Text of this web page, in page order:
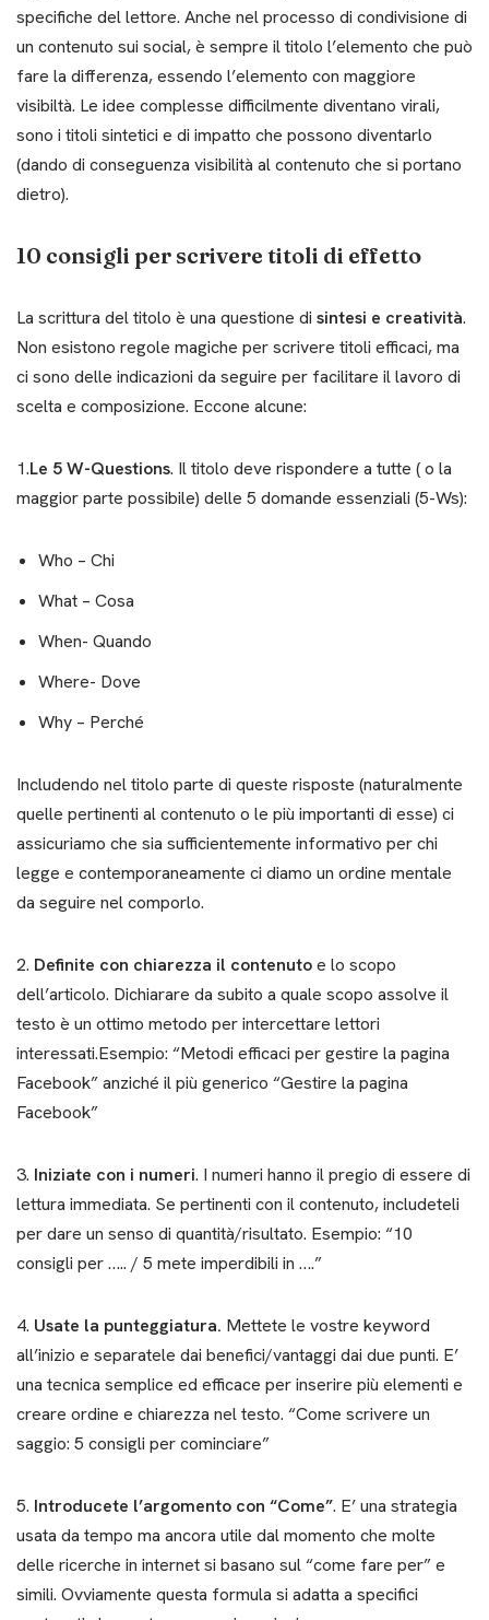
specifiche del lettore. Anche nel processo di condivisione di
un contenuto sui social, è sempre il titolo l’elemento che può
fare la differenza, essendo l’elemento con maggiore
visibiltà. Le idee complesse difficilmente diventano virali,
sono i titoli sintetici e di impatto che possono diventarlo
(dando di conseguenza visibilità al contenuto che si portano
dietro).
10 consigli per scrivere titoli di effetto
La scrittura del titolo è una questione di sintesi e creatività.
Non esistono regole magiche per scrivere titoli efficaci, ma
ci sono delle indicazioni da seguire per facilitare il lavoro di
scelta e composizione. Eccone alcune:
1.Le 5 W-Questions. Il titolo deve rispondere a tutte ( o la
maggior parte possibile) delle 5 domande essenziali (5-Ws):
Who – Chi
What – Cosa
When- Quando
Where- Dove
Why – Perché
Includendo nel titolo parte di queste risposte (naturalmente
quelle pertinenti al contenuto o le più importanti di esse) ci
assicuriamo che sia sufficientemente informativo per chi
legge e contemporaneamente ci diamo un ordine mentale
da seguire nel comporlo.
2. Definite con chiarezza il contenutoe lo scopo
dell’articolo. Dichiarare da subito a quale scopo assolve il
testo è un ottimo metodo per intercettare lettori
interessati.Esempio: “Metodi efficaci per gestire la pagina
Facebook” anziché il più generico “Gestire la pagina
Facebook”
3. Iniziate con i numeri. I numeri hanno il pregio di essere di
lettura immediata. Se pertinenti con il contenuto, includeteli
per dare un senso di quantità/risultato. Esempio: “10
consigli per ….. / 5 mete imperdibili in ….”
4. Usate la punteggiatura. Mettete le vostre keyword
all’inizio e separatele dai benefici/vantaggi dai due punti. E’
una tecnica semplice ed efficace per inserire più elementi e
creare ordine e chiarezza nel testo. “Come scrivere un
saggio: 5 consigli per cominciare”
5. Introducete l’argomento con “Come”. E’ una strategia
usata da tempo ma ancora utile dal momento che molte
delle ricerche in internet si basano sul “come fare per” e
simili. Ovviamente questa formula si adatta a specifici